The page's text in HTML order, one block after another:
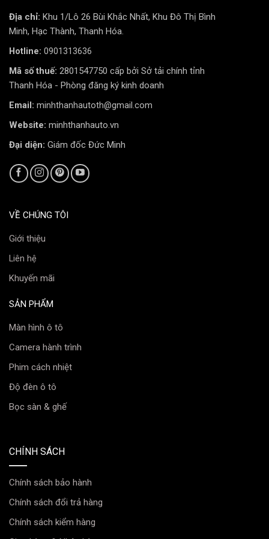
Minh Thành Autotự hào là đại lý ủy quyền cung cấp
hơi tại Thanh Hóa. Với nhiều năm kinh nghiệm trong lĩnh
vực phụ kiện ô tô, chúng tôi luôn cam kết mang đến
dịch vụ chuyên nghiệp, tận tâm.
Tại Minh Thành Auto, chúng tôi cung cấp đa dạng
các loại rèm che nắng cho xe hơi, bao gồm:
nhất, dễ dàng lắp đặt và sử dụng, có nhiều màu sắc
thiết kế để cố định vào khung cửa sổ, mang lại sự
sang trọng và đẳng cấp cho chiếc xe của bạn.
Rèm che nắng dạng lưới:
nắng hiệu quả đồng thời cho phép không khí lưu
Minh Thành Auto cam kết:
lượng cao.
Giá cả cạnh tranh, đi kèm nhiều chương trình ưu đãi
hấp dẫn.
Địa chỉ: Khu 1/Lô 26 Bùi Khắc Nhất, Khu Đô Thị Bình
Minh, Hạc Thành, Thanh Hóa.
Hotline: 0901313636
Mã số thuế: 2801547750 cấp bởi Sở tải chính tỉnh
Thanh Hóa - Phòng đăng ký kinh doanh
Email: minhthanhautoth@gmail.com
Website: minhthanhauto.vn
Đại diện: Giám đốc Đức Minh
VỀ CHÚNG TÔI
Giới thiệu
Liên hệ
Khuyến mãi
SẢN PHẨM
Màn hình ô tô
Camera hành trình
Phim cách nhiệt
Độ đèn ô tô
Bọc sàn & ghế
CHÍNH SÁCH
Chính sách bảo hành
Chính sách đổi trả hàng
Chính sách kiểm hàng